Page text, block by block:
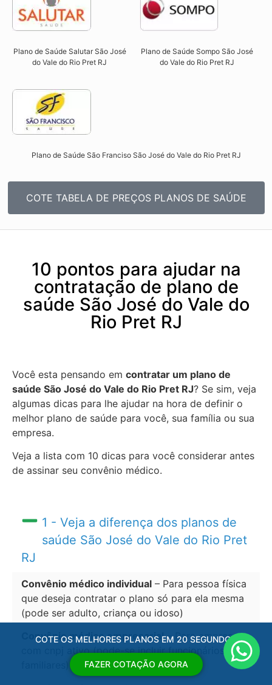
Plano de Saúde Salutar São José
do Vale do Rio Pret RJ​
Plano de Saúde Sompo São José
do Vale do Rio Pret RJ​
Plano de Saúde São Franciso São José do Vale do Rio Pret RJ​
COTE TABELA DE PREÇOS PLANOS DE SAÚDE
10 pontos para ajudar na
contratação de plano de
saúde São José do Vale do
Rio Pret RJ
Você esta pensando em contratar um plano de
saúde São José do Vale do Rio Pret RJ? Se sim, veja
algumas dicas para lhe ajudar na hora de definir o
melhor plano de saúde para você, sua família ou sua
empresa.
Veja a lista com 10 dicas para você considerar antes
de assinar seu convênio médico.
1 - Veja a diferença dos planos de
saúde São José do Vale do Rio Pret
RJ
Convênio médico individual – Para pessoa física
que deseja contratar o plano só para ela mesma
(pode ser adulto, criança ou idoso)
Convênio médico empresarial– Para empresas
com cnpj ativo (pode-se incluir funcionários e
COTE OS MELHORES PLANOS EM 20 SEGUNDOS
FAZER COTAÇÃO AGORA